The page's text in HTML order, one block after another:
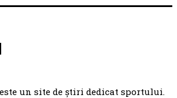
un site de știri dedicat sportului.